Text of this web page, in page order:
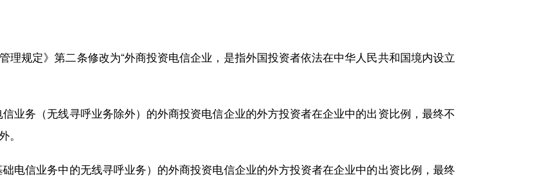
规定》第二条修改为“外商投资电信企业，是指外国投资者依法在中华人民共和国境内设立
务（无线寻呼业务除外）的外商投资电信企业的外方投资者在企业中的出资比例，最终不
。
信业务中的无线寻呼业务）的外商投资电信企业的外方投资者在企业中的出资比例，最终